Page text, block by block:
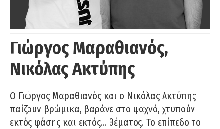
Γιώργος Μαραθιανός,
Νικόλας Ακτύπης
Ο Γιώργος Μαραθιανός και ο Νικόλας Ακτύπης
παίζουν βρώμικα, βαράνε στο ψαχνό, χτυπούν
εκτός φάσης και εκτός… θέματος. Το επίπεδο το